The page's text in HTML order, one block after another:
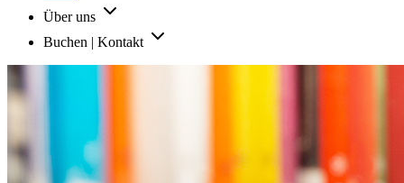
Über uns
Buchen | Kontakt